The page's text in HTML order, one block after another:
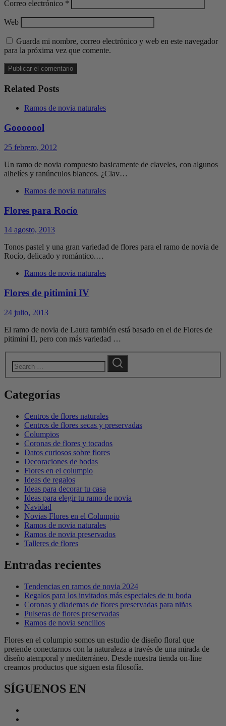
Correo electrónico *
Web
Guarda mi nombre, correo electrónico y web en este navegador
para la próxima vez que comente.
Related Posts
Ramos de novia naturales
Gooooool
25 febrero, 2012
Un ramo de novia compuesto basicamente de claveles, con algunos
alhelíes y ranúnculos blancos. ¿Clav…
Ramos de novia naturales
Flores para Rocío
14 agosto, 2013
Tonos pastel y una gran variedad de flores para el ramo de novia de
Rocío, delicado y romántico.…
Ramos de novia naturales
Flores de pitimini IV
24 julio, 2013
El ramo de novia de Laura también está basado en el de Flores de
pitiminí II, pero con más variedad …
Categorías
Centros de flores naturales
Centros de flores secas y preservadas
Columpios
Coronas de flores y tocados
Datos curiosos sobre flores
Decoraciones de bodas
Flores en el columpio
Ideas de regalos
Ideas para decorar tu casa
Ideas para elegir tu ramo de novia
Navidad
Novias Flores en el Columpio
Ramos de novia naturales
Ramos de novia preservados
Talleres de flores
Entradas recientes
Tendencias en ramos de novia 2024
Regalos para los invitados más especiales de tu boda
Coronas y diademas de flores preservadas para niñas
Pulseras de flores preservadas
Ramos de novia sencillos
Flores en el columpio somos un estudio de diseño floral que
pretende conectarnos con la naturaleza a través de una mirada de
diseño atemporal y mediterráneo. Desde nuestra tienda on-line
creamos productos que siguen esta filosofía.
SÍGUENOS EN